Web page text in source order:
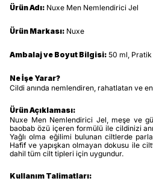
Ürün Adı: Nuxe Men Nemlendirici Jel
Ürün Markası: Nuxe
Ambalaj ve Boyut Bilgisi: 50 ml,
Ne İşe Yarar?
Cildi anında nemlendiren, rahatlatan ve
Ürün Açıklaması:
Nuxe Men Nemlendirici Jel, meşe ve
baobab özü içeren formülü ile cildinizi
Yağlı olma eğilimi bulunan ciltlerde
Hafif ve yapışkan olmayan dokusu ile
dahil tüm cilt tipleri için uygundur.
Kullanım Talimatları: